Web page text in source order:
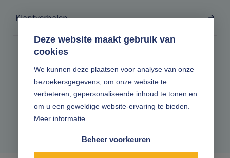
Deze website maakt gebruik van
cookies
We kunnen deze plaatsen voor analyse van onze
bezoekersgegevens, om onze website te
verbeteren, gepersonaliseerde inhoud te tonen en
om u een geweldige website-ervaring te bieden.
Meer informatie
Beheer voorkeuren
Klantverhalen
Volg ons online